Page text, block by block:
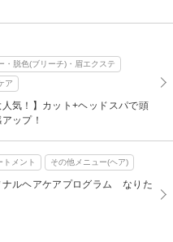
・脱色(ブリーチ)・眉エクステ
ア
人気！】カット+ヘッドスパで頭
ップ！
トメント その他メニュー(ヘア)
ナルヘアケアプログラム なりた